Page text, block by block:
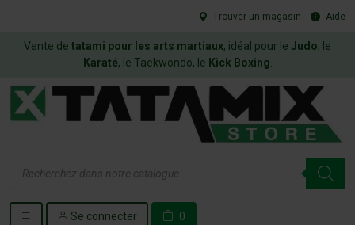
Trouver un magasin Aide
Vente de tatami pour les arts martiaux, idéal pour le Judo, le
Karaté, le Taekwondo, le Kick Boxing
de
Se connecter 0